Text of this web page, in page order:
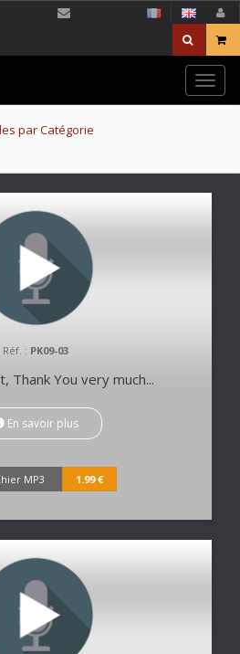
par Catégorie
Réf. : PK09-03
Thank You very much...
En savoir plus
MP3 1.99 €